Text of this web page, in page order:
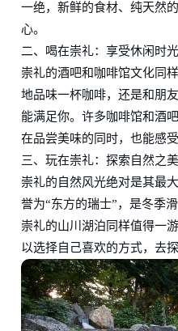
一绝，新鲜的食材、纯天然
心。
二、喝在崇礼：享受休闲时光
崇礼的酒吧和咖啡馆文化同
地品味一杯咖啡，还是和朋
能满足你。许多咖啡馆和酒
在品尝美味的同时，也能感
三、玩在崇礼：探索自然之美
崇礼的自然风光绝对是其最
誉为“东方的瑞士”，是冬季
崇礼的山川湖泊同样值得一
以选择自己喜欢的方式，去